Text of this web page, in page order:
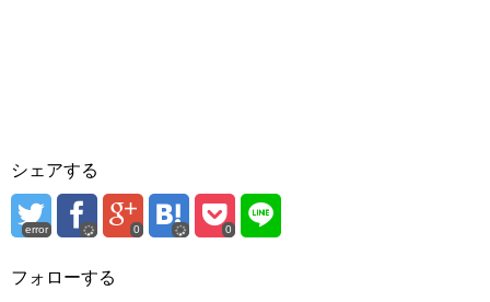
シェアする
error 0 0
フォローする